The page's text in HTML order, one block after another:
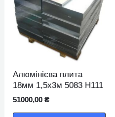
Алюмінієва плита
18мм 1,5х3м 5083 Н111
51000,00₴